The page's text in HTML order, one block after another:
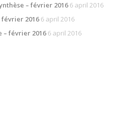
– février 2016 6 april 2016
février 2016 6 april 2016
– février 2016 6 april 2016